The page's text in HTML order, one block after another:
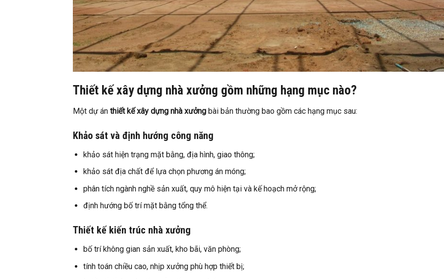
Thiết kế xây dựng nhà xưởng gồm những hạng mục nào?
Một dự án thiết kế xây dựng nhà xưởng bài bản thường bao gồm các hạng mục sau:
Khảo sát và định hướng công năng
khảo sát hiện trạng mặt bằng, địa hình, giao thông;
khảo sát địa chất để lựa chọn phương án móng;
phân tích ngành nghề sản xuất, quy mô hiện tại và kế hoạch mở rộng;
định hướng bố trí mặt bằng tổng thể.
Thiết kế kiến trúc nhà xưởng
bố trí không gian sản xuất, kho bãi, văn phòng;
tính toán chiều cao, nhịp xưởng phù hợp thiết bị;